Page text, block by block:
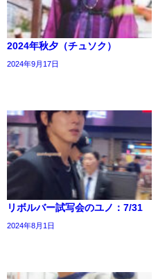
2024年秋夕（チュソク）
2024年9月17日
リボルバー試写会のユノ：7/31
2024年8月1日